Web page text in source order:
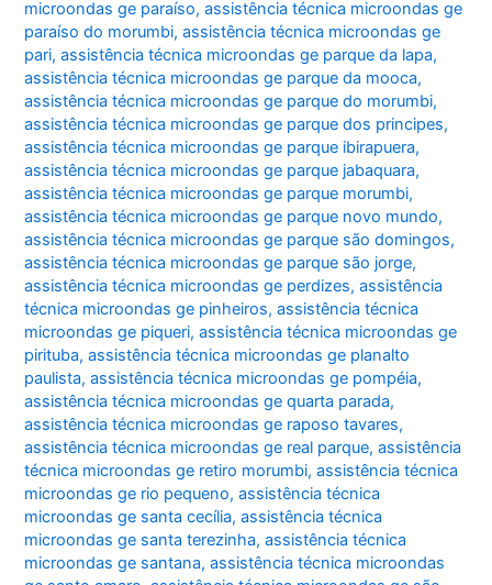
microondas ge paraíso,assistência técnica microondas ge
paraíso do morumbi,assistência técnica microondas ge
pari,assistência técnica microondas ge parque da lapa,
assistência técnica microondas ge parque da mooca,
assistência técnica microondas ge parque do morumbi,
assistência técnica microondas ge parque dos principes,
assistência técnica microondas ge parque ibirapuera,
assistência técnica microondas ge parque jabaquara,
assistência técnica microondas ge parque morumbi,
assistência técnica microondas ge parque novo mundo,
assistência técnica microondas ge parque são domingos,
assistência técnica microondas ge parque são jorge,
assistência técnica microondas ge perdizes,assistência
técnica microondas ge pinheiros,assistência técnica
microondas ge piqueri,assistência técnica microondas ge
pirituba,assistência técnica microondas ge planalto
paulista,assistência técnica microondas ge pompéia,
assistência técnica microondas ge quarta parada,
assistência técnica microondas ge raposo tavares,
assistência técnica microondas ge real parque,assistência
técnica microondas ge retiro morumbi,assistência técnica
microondas ge rio pequeno,assistência técnica
microondas ge santa cecília,assistência técnica
microondas ge santa terezinha,assistência técnica
microondas ge santana,assistência técnica microondas